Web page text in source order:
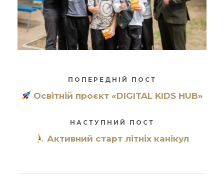
ПОПЕРЕДНІЙ ПОСТ
Освітній проєкт «DIGITAL KIDS HUB»
НАСТУПНИЙ ПОСТ
Активний старт літніх канікул